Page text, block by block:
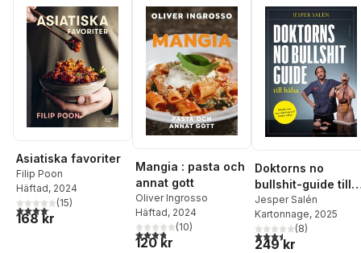
Asiatiska favoriter
Filip Poon
Häftad, 2024
4,1utav 5 stjärnor. Totalt antal röster:
(15)
168 kr
Mangia : pasta och
annat gott
Oliver Ingrosso
Häftad, 2024
3,8utav 5 stjärnor. Totalt antal röster:
(10)
120 kr
Doktorns no
bullshit-guide till
hälsa
Jesper Salén
Kartonnage, 2025
3,5utav 5 stjärnor.
(8)
249 kr